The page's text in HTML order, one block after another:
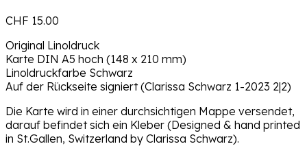
CHF 15.00
Original Linoldruck
Karte DIN A5 hoch (148 x 210 mm)
Linoldruckfarbe Schwarz
Auf der Rückseite signiert (Clarissa Schwarz 1-2023 2|2)
Die Karte wird in einer durchsichtigen Mappe versendet,
darauf befindet sich ein Kleber (Designed & hand printed
in St.Gallen, Switzerland by Clarissa Schwarz).